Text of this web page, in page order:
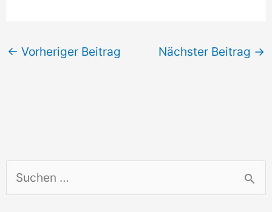
u
← Vorheriger Beitrag Nächster Beitrag →